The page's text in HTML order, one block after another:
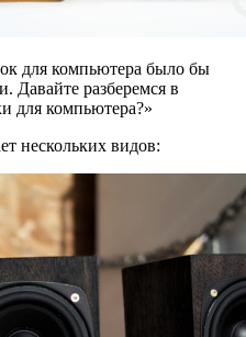
для компьютера было бы
Давайте разберемся в
для компьютера?»
нескольких видов: